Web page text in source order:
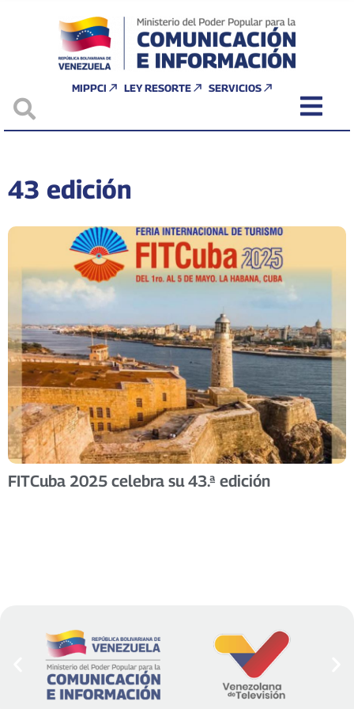
MIPPCI LEY RESORTE SERVICIOS
43 edición
FITCuba 2025 celebra su 43.ª edición